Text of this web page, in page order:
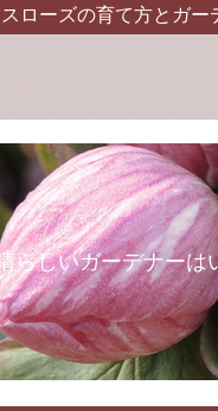
ローズの育て方とガ
らしいガーデナーは